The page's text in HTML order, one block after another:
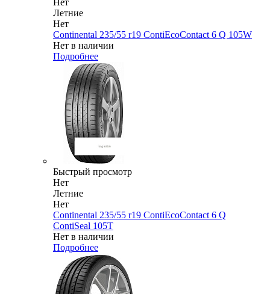
Нет
Летние
Нет
Continental 235/55 r19 ContiEcoContact 6 Q 105W
Нет в наличии
Подробнее
Быстрый просмотр
Нет
Летние
Нет
Continental 235/55 r19 ContiEcoContact 6 Q
ContiSeal 105T
Нет в наличии
Подробнее